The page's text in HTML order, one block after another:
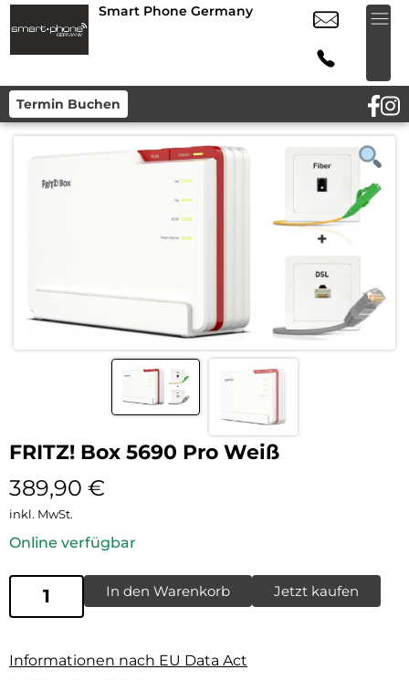
Smart Phone Germany
Termin Buchen
FRITZ! Box 5690 Pro Weiß
389,90 €
inkl. MwSt.
Online verfügbar
In den Warenkorb Jetzt kaufen
Informationen nach EU Data Act